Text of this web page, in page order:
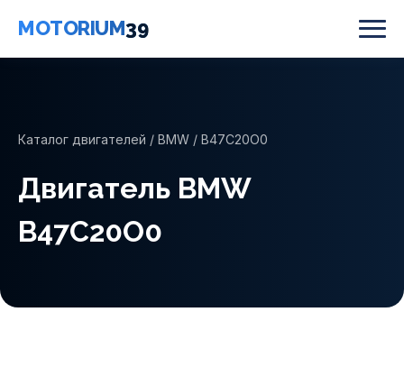
MOTORIUM39
Каталог двигателей / BMW / B47C20O0
Двигатель BMW
B47C20O0